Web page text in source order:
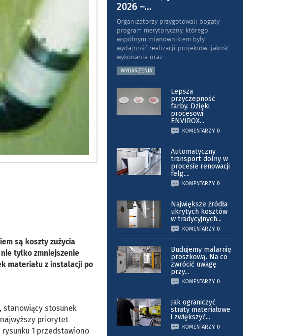
są koszty zużycia
nie tylko zmniejszenie
materiału z instalacji po
stanowiący stosunek
priorytet
rysunku 1 przedstawiono
2026 –...
Organizatorzy przygotowali bogaty
program merytoryczny, którego
wspólnym mianownikiem były
wydajność realizacji projektów, jakość
wykonania oraz...
WYDARZENIA
Lepsza
przyczepność
farby. Dzięki
procesowi
ENVIROX...
KOMENTARZY: 0
Automatyczny
transport dolny w
procesie renowacji
felg....
KOMENTARZY: 0
Największe źródła
ukrytych kosztów
w tradycyjnych...
KOMENTARZY: 0
Budujemy malarnię
proszkową. Na co
zwrócić uwagę
przy...
KOMENTARZY: 0
Jak ograniczyć
straty materiałowe
i zwiększyć...
KOMENTARZY: 0